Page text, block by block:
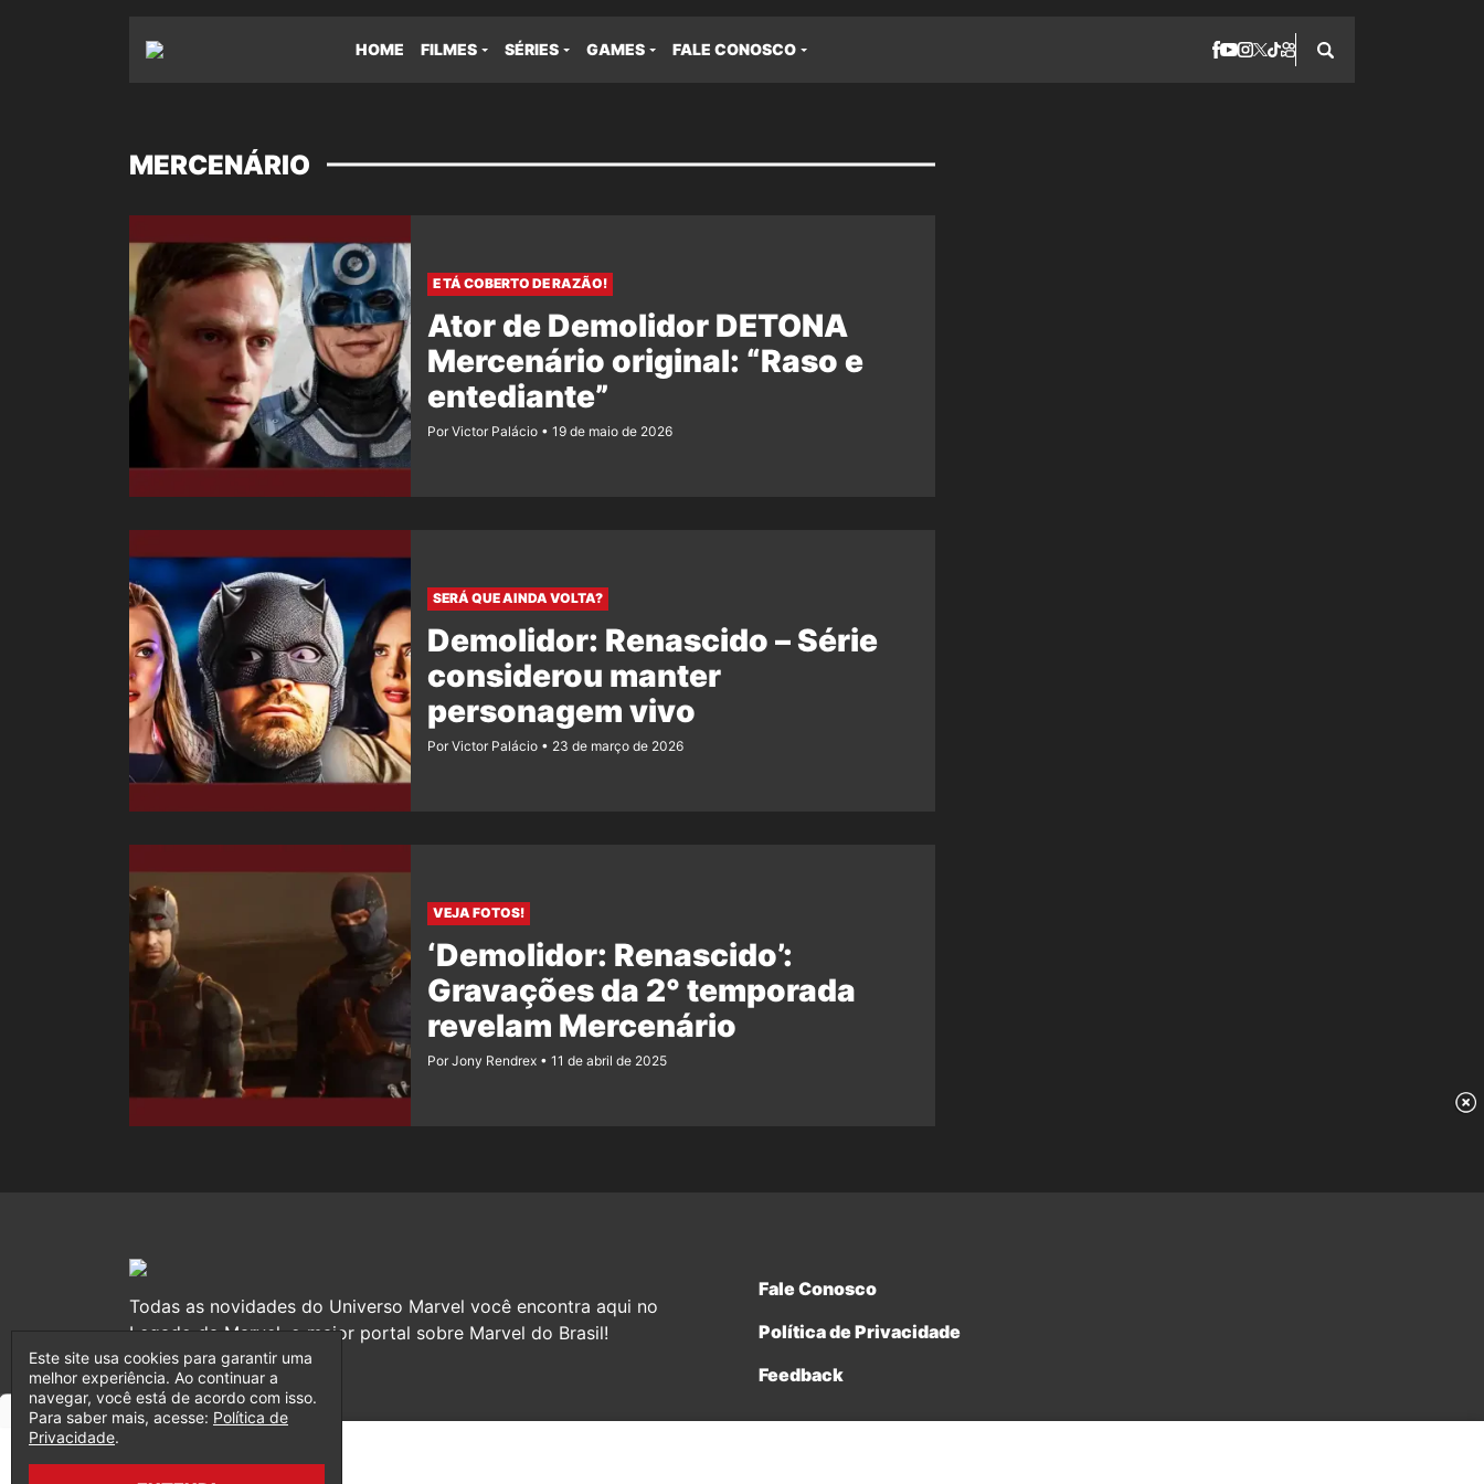
HOME FILMES SÉRIES GAMES FALE CONOSCO
MERCENÁRIO
E TÁ COBERTO DE RAZÃO!
Ator de Demolidor DETONA
Mercenário original: “Raso e
entediante”
Por Victor Palácio 19 de maio de 2026
SERÁ QUE AINDA VOLTA?
Demolidor: Renascido – Série
considerou manter
personagem vivo
Por Victor Palácio 23 de março de 2026
VEJA FOTOS!
‘Demolidor: Renascido’:
Gravações da 2° temporada
revelam Mercenário
Por Jony Rendrex 11 de abril de 2025
Todas as novidades do Universo Marvel você encontra aqui no
Legado da Marvel, o maior portal sobre Marvel do Brasil!
Fale Conosco
Política de Privacidade
Feedback
Este site usa cookies para garantir uma
melhor experiência. Ao continuar a
navegar, você está de acordo com isso.
Para saber mais, acesse: Política de
Privacidade.